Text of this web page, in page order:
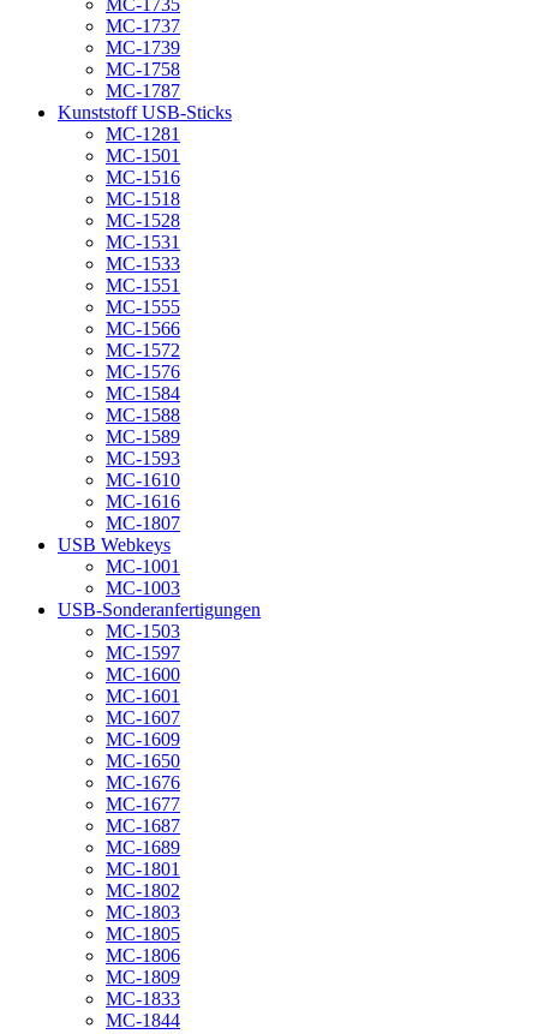
MC-1735
MC-1737
MC-1739
MC-1758
MC-1787
Kunststoff USB-Sticks
MC-1281
MC-1501
MC-1516
MC-1518
MC-1528
MC-1531
MC-1533
MC-1551
MC-1555
MC-1566
MC-1572
MC-1576
MC-1584
MC-1588
MC-1589
MC-1593
MC-1610
MC-1616
MC-1807
USB Webkeys
MC-1001
MC-1003
USB-Sonderanfertigungen
MC-1503
MC-1597
MC-1600
MC-1601
MC-1607
MC-1609
MC-1650
MC-1676
MC-1677
MC-1687
MC-1689
MC-1801
MC-1802
MC-1803
MC-1805
MC-1806
MC-1809
MC-1833
MC-1844